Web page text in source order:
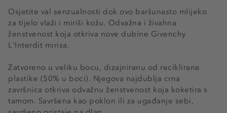
Osjetite val senzualnosti dok ovo baršunasto mlijeko
za tijelo vlaži i miriši kožu. Odvažna i živahna
ženstvenost koja otkriva nove dubine Givenchy
L'Interdit mirisa.
Zatvoreno u veliku bocu, dizajniranu od reciklirane
plastike (50% u boci). Njegova najdublja crna
završnica otkriva odvažnu ženstvenost koja koketira s
tamom. Savršena kao poklon ili za ugađanje sebi,